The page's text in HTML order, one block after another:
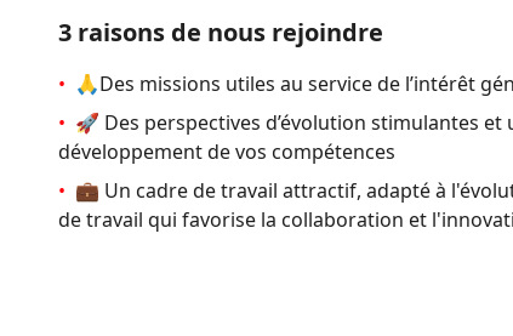
3 raisons de nous rejoindre
• 🙏Des missions utiles au service de l’intérêt
• 🚀 Des perspectives d’évolution stimulantes
développement de vos compétences
• 💼 Un cadre de travail attractif, adapté à
de travail qui favorise la collaboration et